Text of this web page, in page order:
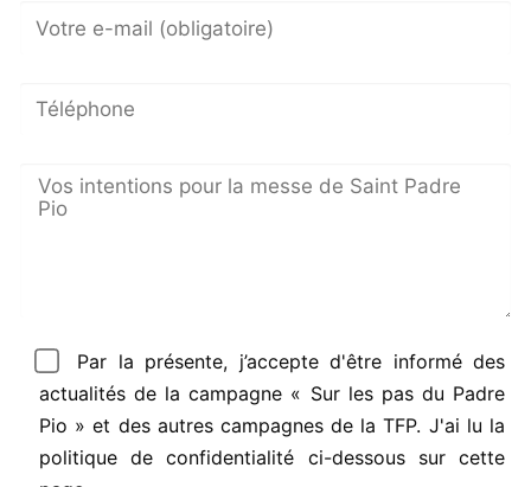
Par la présente, j’accepte d'être informé des
actualités de la campagne « Sur les pas du Padre
Pio » et des autres campagnes de la TFP. J'ai lu la
politique de confidentialité ci-dessous sur cette